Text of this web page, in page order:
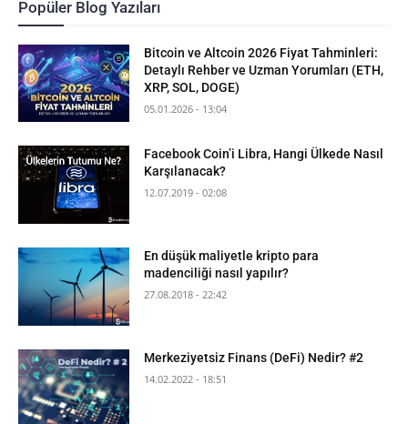
Popüler Blog Yazıları
Bitcoin ve Altcoin 2026 Fiyat Tahminleri:
Detaylı Rehber ve Uzman Yorumları (ETH,
XRP, SOL, DOGE)
05.01.2026 - 13:04
Facebook Coin’i Libra, Hangi Ülkede Nasıl
Karşılanacak?
12.07.2019 - 02:08
En düşük maliyetle kripto para
madenciliği nasıl yapılır?
27.08.2018 - 22:42
Merkeziyetsiz Finans (DeFi) Nedir? #2
14.02.2022 - 18:51